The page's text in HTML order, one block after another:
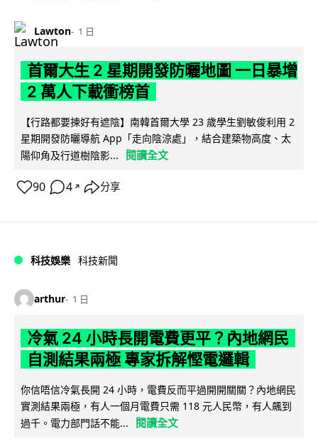
Lawton 1 日
首爾大生 2 星期開發防曬地圖 一日暴增
2 萬人下載衝榜首
【行路都要揀好有遮陰】南韓首爾大學 23 歲學生劉敏俊利用 2
星期開發防曬導航 App「走向陰涼處」，結合建築物高度、太
陽仰角及行道樹陰影...
閱讀全文
90 4 ↗ 分享
科技娛樂 科技新聞
arthur 1 日
冷氣 24 小時長開電費更平？內地網民
自測結果兩極 專家拆解慳電邏輯
你信唔信冷氣長開 24 小時，電費反而平過開開關關？內地網民
實測結果兩極，有人一個月電費只需 118 元人民幣，有人飆到
過千。電力部門話不能...
閱讀全文